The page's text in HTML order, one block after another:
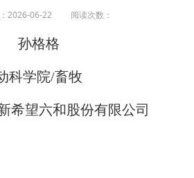
：2026-06-22 阅读次数：
孙格格
科学院/畜牧
希望六和股份有限公司